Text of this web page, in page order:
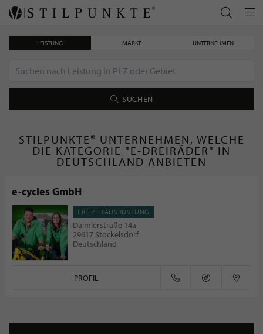
LEISTUNG MARKE UNTERNEHMEN
SUCHEN
STILPUNKTE® UNTERNEHMEN, WELCHE
DIE KATEGORIE "E-DREIRÄDER" IN
DEUTSCHLAND ANBIETEN
e-cycles GmbH
FREIZEITAUSRÜSTUNG
Daimlerstraße 14a
29617 Stockelsdorf
Deutschland
PROFIL